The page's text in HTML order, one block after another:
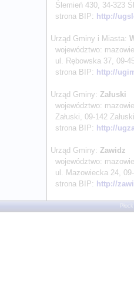
Ślemień 430, 34-323
strona BIP: http://
Urząd Gminy i Miasta:
województwo:
ul. Rębowska 37, 09-
strona BIP: http://
Urząd Gminy: Załuski
województwo:
Załuski, 09-142
strona BIP: http://
Urząd Gminy: Zawidz
województwo:
ul. Mazowiecka 24,
strona BIP: http://